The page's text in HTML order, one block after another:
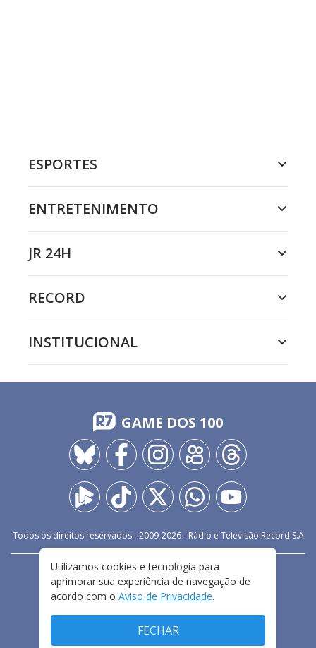
ESPORTES
ENTRETENIMENTO
JR 24H
RECORD
INSTITUCIONAL
GAME DOS 100
Todos os direitos reservados - 2009-2026- Rádio e Televisão Record S.A
FALE CONOSCO
PRIVACIDADE
TERMOS E CONDIÇÕES DE USO
Utilizamos cookies e tecnologia para
aprimorar sua experiência de navegação de
acordo com o Aviso de Privacidade.
FECHAR